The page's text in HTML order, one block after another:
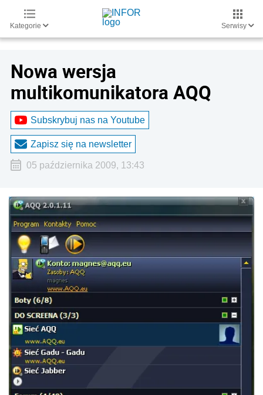
Kategorie Serwisy
Nowa wersja
multikomunikatora AQQ
Subskrybuj nas na Youtube
Zapisz się na newsletter
05 października 2009, 13:43